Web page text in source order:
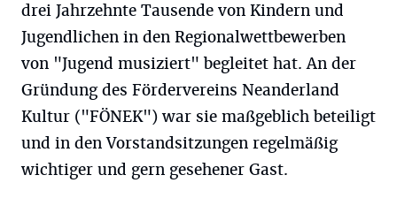
drei Jahrzehnte Tausende von Kindern und
Jugendlichen in den Regionalwettbewerben
von "Jugend musiziert" begleitet hat. An der
Gründung des Fördervereins Neanderland
Kultur ("FÖNEK") war sie maßgeblich beteiligt
und in den Vorstandsitzungen regelmäßig
wichtiger und gern gesehener Gast.